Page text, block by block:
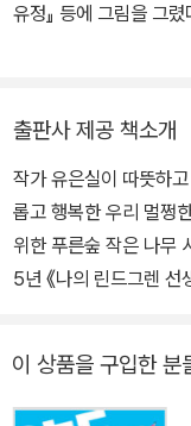
낀다. 유정이가 길을 더
다. 나무·놀이터·골목
이를 위협한다.
어린이를 온도계에 비
하게 반응한다. 잔 먼지
아들이지 못한다. 배운
유정』 등에 그림을 그렸
출판사 제공 책소개
작가 유은실이 따뜻하고 유쾌한
롭고 행복한 우리 멀쩡한 아이들의
위한 푸른숲 작은 나무
5년 《나의 린드그렌 선
나쯤은 있는 ‘문제’를
넘어서는지 보여준다.
이 상품을 구입한 분